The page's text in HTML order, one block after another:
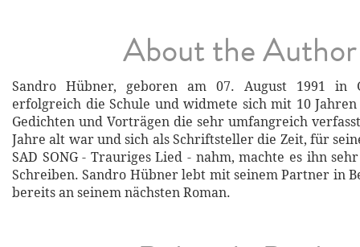
About the Author
Sandro Hübner, geboren am 07. August 1991 in
erfolgreich die Schule und widmete sich mit 10 Jahren
Gedichten und Vorträgen die sehr umfangreich
Jahre alt war und sich als Schriftsteller die Zeit, für
SAD SONG - Trauriges Lied - nahm, machte es ihn
Schreiben. Sandro Hübner lebt mit seinem Partner in
bereits an seinem nächsten Roman.